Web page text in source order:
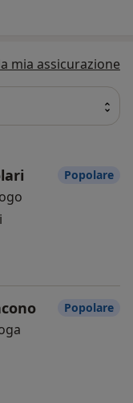
mia assicurazione
Popolare
Popolare